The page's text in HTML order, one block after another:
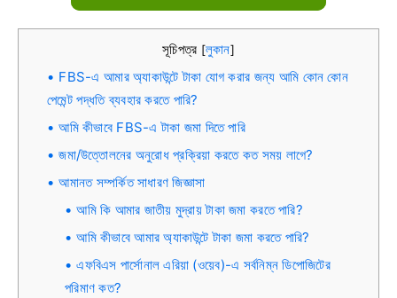
সূচিপত্র [লুকান]
FBS-এ আমার অ্যাকাউন্টে টাকা যোগ করার জন্য আমি কোন কোন
পেমেন্ট পদ্ধতি ব্যবহার করতে পারি?
আমি কীভাবে FBS-এ টাকা জমা দিতে পারি
জমা/উত্তোলনের অনুরোধ প্রক্রিয়া করতে কত সময় লাগে?
আমানত সম্পর্কিত সাধারণ জিজ্ঞাসা
আমি কি আমার জাতীয় মুদ্রায় টাকা জমা করতে পারি?
আমি কীভাবে আমার অ্যাকাউন্টে টাকা জমা করতে পারি?
এফবিএস পার্সোনাল এরিয়া (ওয়েব)-এ সর্বনিম্ন ডিপোজিটের
পরিমাণ কত?